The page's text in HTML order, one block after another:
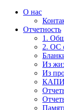
О нас
Отчетность
1.
2. ОС
Из
Из